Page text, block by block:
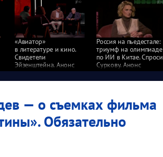
«Авиатор»
в литературе и кино.
Свидетели
Эйзенштейна. Анонс
Россия на пьедестале:
триумф на олимпиаде
по ИИ в Китае. Спроси
Суркову. Анонс
— о съемках фильма
Обязательно